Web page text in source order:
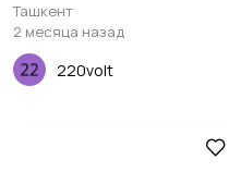
Ташкент
2 месяца назад
220volt